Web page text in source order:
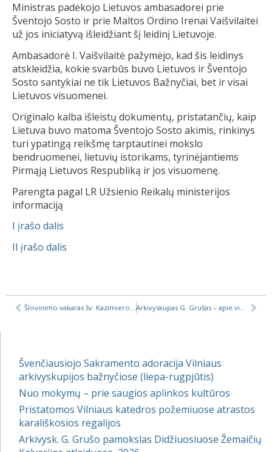
Ministras padėkojo Lietuvos ambasadorei prie
Šventojo Sosto ir prie Maltos Ordino Irenai Vaišvilaitei
už jos iniciatyvą išleidžiant šį leidinį Lietuvoje.
Ambasadorė I. Vaišvilaitė pažymėjo, kad šis leidinys
atskleidžia, kokie svarbūs buvo Lietuvos ir Šventojo
Sosto santykiai ne tik Lietuvos Bažnyčiai, bet ir visai
Lietuvos visuomenei.
Originalo kalba išleistų dokumentų, pristatančių, kaip
Lietuva buvo matoma Šventojo Sosto akimis, rinkinys
turi ypatingą reikšmę tarptautinei mokslo
bendruomenei, lietuvių istorikams, tyrinėjantiems
Pirmąją Lietuvos Respubliką ir jos visuomenę.
Parengta pagal LR Užsienio Reikalų ministerijos
informaciją
I įrašo dalis
II įrašo dalis
Šlovinimo vakaras šv. Kazimiero bažnyčioje Arkivyskupas G. Grušas – apie vizitą „Ad limina”
Švenčiausiojo Sakramento adoracija Vilniaus
arkivyskupijos bažnyčiose (liepa-rugpjūtis)
Nuo mokymų – prie saugios aplinkos kultūros
Pristatomos Vilniaus katedros požemiuose atrastos
karališkosios regalijos
Arkivysk. G. Grušo pamokslas Didžiuosiuose Žemaičių